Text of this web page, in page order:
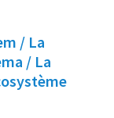
/ La
/ La